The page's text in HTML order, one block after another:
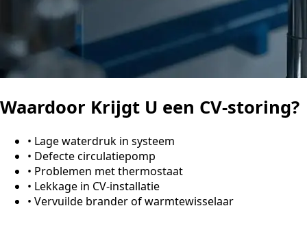
Waardoor Krijgt U een CV-storing?
• Lage waterdruk in systeem
• Defecte circulatiepomp
• Problemen met thermostaat
• Lekkage in CV-installatie
• Vervuilde brander of warmtewisselaar